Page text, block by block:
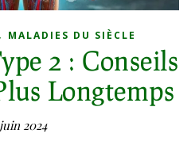
, MALADIES DU SIÈCLE
2 : Conseils
Longtemps
2024